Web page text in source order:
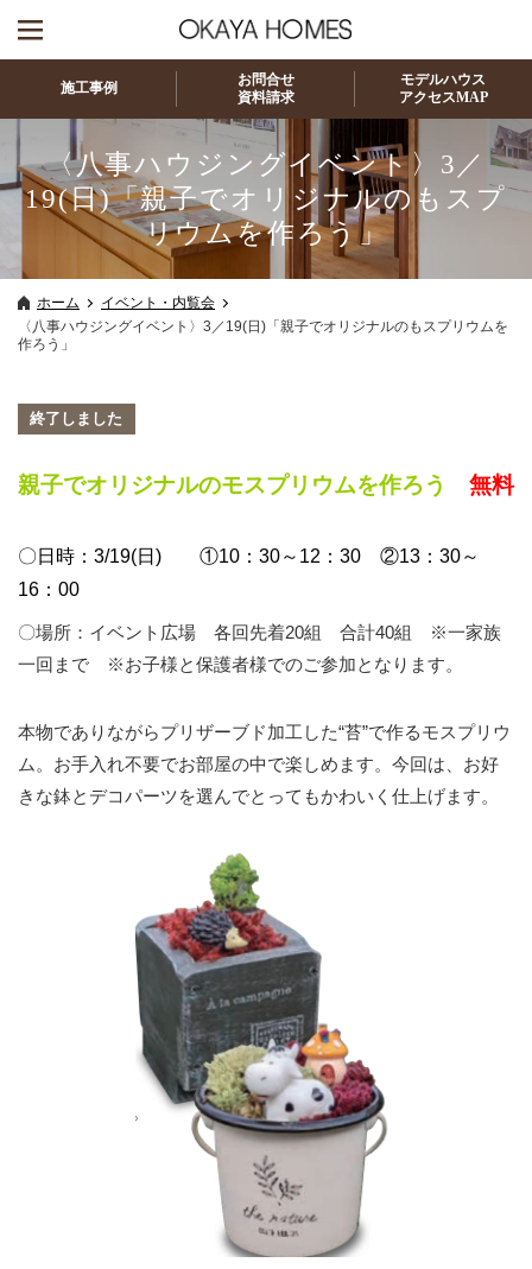
施工事例
お問合せ
資料請求
モデルハウス
アクセスMAP
〈八事ハウジングイベント〉3／
19(日)「親子でオリジナルのもスプ
リウムを作ろう」
ホーム
イベント・内覧会
〈八事ハウジングイベント〉3／19(日)「親子でオリジナルのもスプリウムを
作ろう」
終了しました
親子でオリジナルのモスプリウムを作ろう 無料
〇日時：3/19(日) ①10：30～12：30 ②13：30～
16：00
〇場所：イベント広場 各回先着20組 合計40組 ※一家族
一回まで ※お子様と保護者様でのご参加となります。
本物でありながらプリザーブド加工した“苔”で作るモスプリウ
ム。お手入れ不要でお部屋の中で楽しめます。今回は、お好
きな鉢とデコパーツを選んでとってもかわいく仕上げます。